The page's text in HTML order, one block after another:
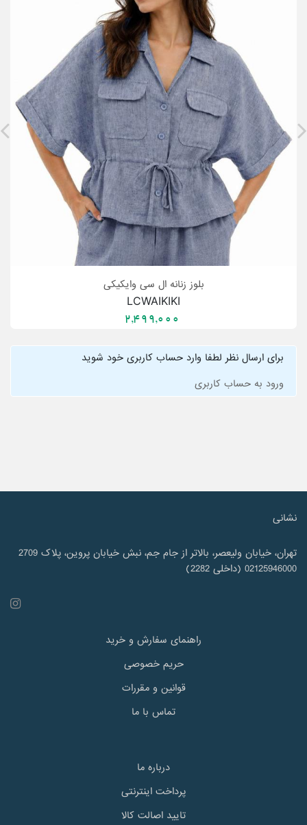
بلوز زنانه ال سی وایکیکی
LCWAIKIKI
2,499,000
برای ارسال نظر لطفا وارد حساب کاربری خود شوید
ورود به حساب کاربری
نشانی
تهران، خیابان ولیعصر، بالاتر از جام جم، نبش خیابان پروین، پلاک 2709
02125946000 (داخلی 2282)
راهنمای سفارش و خرید
حریم خصوصی
قوانین و مقررات
تماس با ما
درباره ما
پرداخت اینترنتی
تایید اصالت کالا